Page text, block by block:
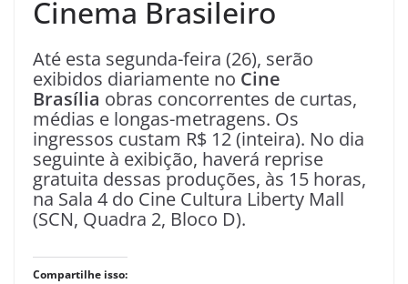
Cinema Brasileiro
Até esta segunda-feira (26), serão
exibidos diariamente no Cine
Brasília obras concorrentes de curtas,
médias e longas-metragens. Os
ingressos custam R$ 12 (inteira). No dia
seguinte à exibição, haverá reprise
gratuita dessas produções, às 15 horas,
na Sala 4 do Cine Cultura Liberty Mall
(SCN, Quadra 2, Bloco D).
Compartilhe isso: